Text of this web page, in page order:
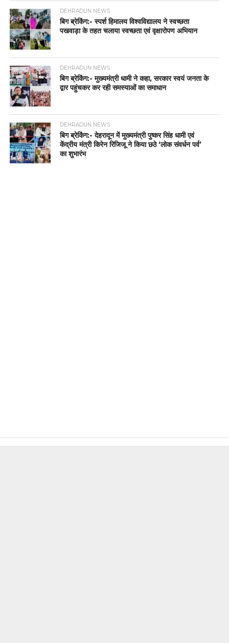
DEHRADUN NEWS
बिग ब्रेकिंग:- स्पर्श हिमालय विश्वविद्यालय ने स्वच्छता
पखवाड़ा के तहत चलाया स्वच्छता एवं वृक्षारोपण अभियान
DEHRADUN NEWS
बिग ब्रेकिंग:- मुख्यमंत्री धामी ने कहा, सरकार स्वयं जनता के
द्वार पहुंचकर कर रही समस्याओं का समाधान
DEHRADUN NEWS
बिग ब्रेकिंग:- देहरादून में मुख्यमंत्री पुष्कर सिंह धामी एवं
केंद्रीय मंत्री किरेन रिजिजू ने किया छठे ‘लोक संवर्धन पर्व’
का शुभारंभ